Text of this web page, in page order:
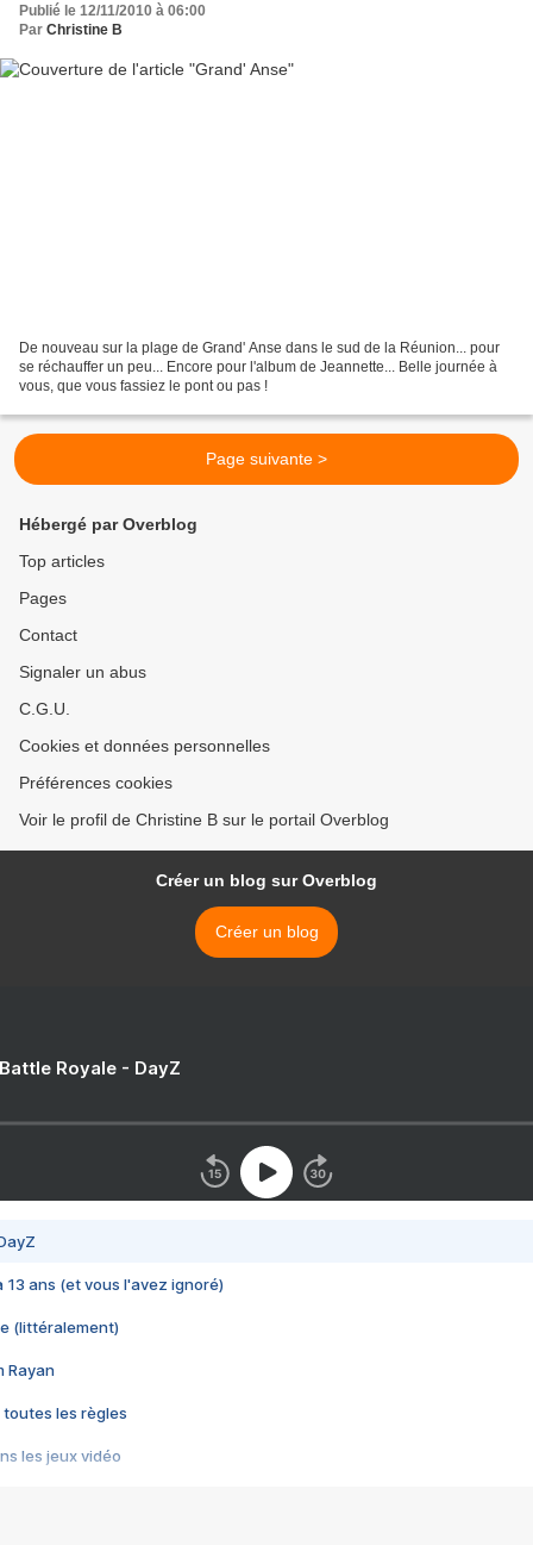
Publié le 12/11/2010 à 06:00
Par Christine B
De nouveau sur la plage de Grand' Anse dans le sud de la Réunion... pour
se réchauffer un peu... Encore pour l'album de Jeannette... Belle journée à
vous, que vous fassiez le pont ou pas !
Page suivante >
Hébergé par Overblog
Top articles
Pages
Contact
Signaler un abus
C.G.U.
Cookies et données personnelles
Préférences cookies
Voir le profil de Christine B sur le portail Overblog
Créer un blog sur Overblog
Créer un blog
Royale - DayZ
13 ans (et vous l'avez ignoré)
(littéralement)
Rayan
toutes les règles
les jeux vidéo